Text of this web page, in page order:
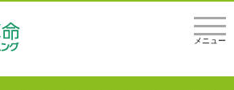
メニュー